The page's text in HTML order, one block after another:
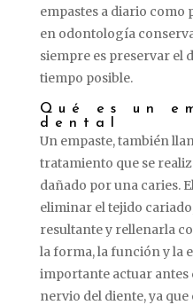
empastes a diario como
en odontología
siempre es preservar el
tiempo posible.
Qué es un
dental
Un empaste, también
tratamiento que se
dañado por una caries.
eliminar el tejido
resultante y rellenarla
la forma, la función y la
importante actuar antes
nervio del diente, ya